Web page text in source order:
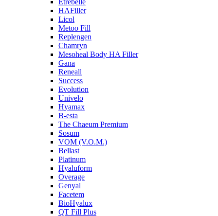
Etrebelle
HAFiller
Licol
Metoo Fill
Replengen
Chamryn
Mesoheal Body HA Filler
Gana
Reneall
Success
Evolution
Univelo
Hyamax
B-esta
The Chaeum Premium
Sosum
VOM (V.O.M.)
Bellast
Platinum
Hyaluform
Overage
Genyal
Facetem
BioHyalux
QT Fill Plus